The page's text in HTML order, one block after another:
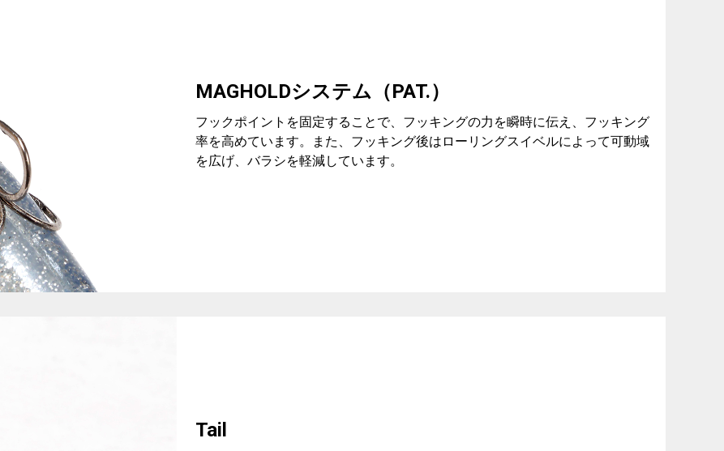
MAGHOLDシステム（PAT.）
フックポイントを固定することで、フッキングの力を瞬時に伝え、フッキング
率を高めています。また、フッキング後はローリングスイベルによって可動域
を広げ、バラシを軽減しています。
Tail